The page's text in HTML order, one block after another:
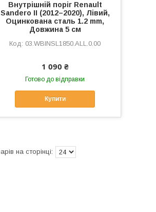
Внутрішній поріг Renault
Sandero II (2012–2020), Лівий,
Оцинкована сталь 1.2 mm,
Довжина 5 см
03.WBINSL1850.ALL.0.00
1 090 ₴
Готово до відправки
Купити